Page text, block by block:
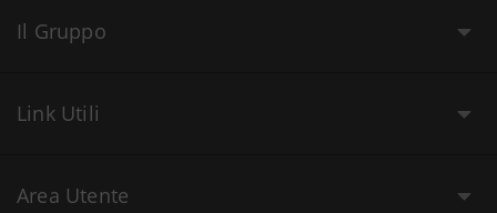
Il Gruppo
Link Utili
Area Utente